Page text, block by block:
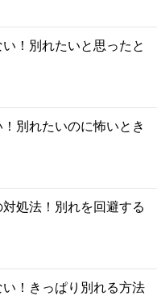
！別れたいと思ったと
別れたいのに怖いとき
処法！別れを回避する
！きっぱり別れる方法